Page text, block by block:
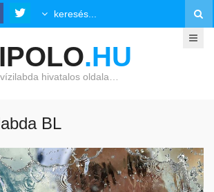
.HU
hivatalos oldala…
BL